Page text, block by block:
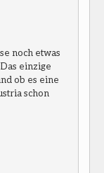
noch etwas
einzige
ob es eine
schon